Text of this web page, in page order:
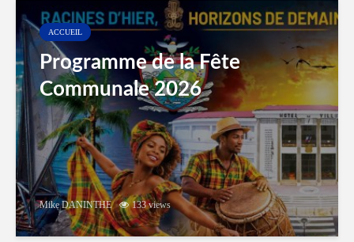
ACCUEIL
Programme de la Fête
Communale 2026
Mike DANINTHE 133 views